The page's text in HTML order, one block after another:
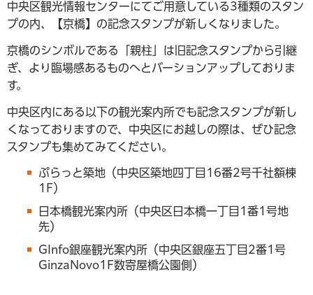
中央区観光情報センターにてご用意している3種類のスタン
プの内、【京橋】の記念スタンプが新しくなりました。
京橋のシンボルである「親柱」は旧記念スタンプから引継
ぎ、より臨場感あるものへとバーションアップしておりま
す。
中央区内にある以下の観光案内所でも記念スタンプが新し
くなっておりますので、中央区にお越しの際は、ぜひ記念
スタンプも集めてみてください。
ぷらっと築地（中央区築地四丁目16番2号千社額棟
1F）
日本橋観光案内所（中央区日本橋一丁目1番1号地
先）
GInfo銀座観光案内所（中央区銀座五丁目2番1号
GinzaNovo1F数寄屋橋公園側）